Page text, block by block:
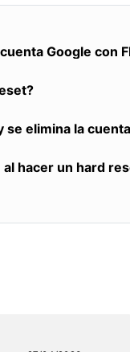
Google con
se elimina la
hacer un hard